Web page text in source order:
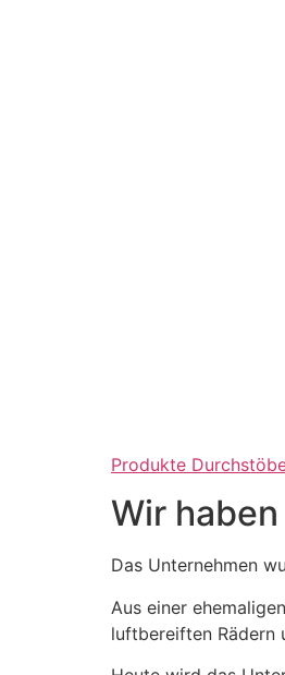
Produkte
Wir
Das Unternehmen
Aus einer
luftbereiften Rädern